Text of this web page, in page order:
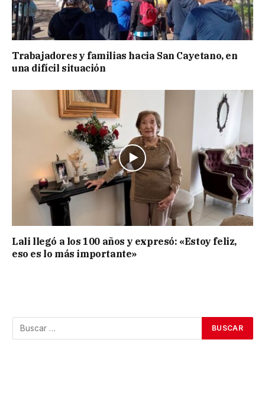
Trabajadores y familias hacia San Cayetano, en
una difícil situación
Lali llegó a los 100 años y expresó: «Estoy feliz,
eso es lo más importante»